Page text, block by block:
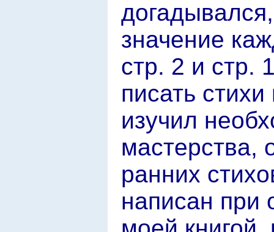
значение
стр. 2 и стр.
писать
изучил
мастерства,
ранних
написан при